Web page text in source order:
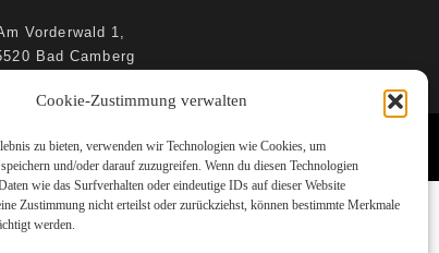
Cookie-Zustimmung verwalten
zu bieten, verwenden wir Technologien wie Cookies, um
und/oder darauf zuzugreifen. Wenn du diesen Technologien
wie das Surfverhalten oder eindeutige IDs auf dieser Website
Zustimmung nicht erteilst oder zurückziehst, können bestimmte Merkmale
werden.
Vorderwald 1,
Bad Camberg